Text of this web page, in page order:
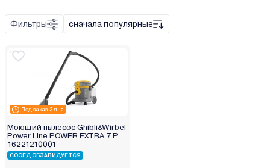
Для влажной и сухой уборки
Для сбора золы
Для сухой уборки
Моющий пылесос
Обычный
Паропылесос
Пылесос с аквафильтром
Робот-пылесос
Хозяйственный
Есть
Нет
Фильтры сначала популярные
Под заказ 3 дня
Моющий пылесос Ghibli&Wirbel
Power Line POWER EXTRA 7 P
16221210001
СОСЕД ОБЗАВИДУЕТСЯ